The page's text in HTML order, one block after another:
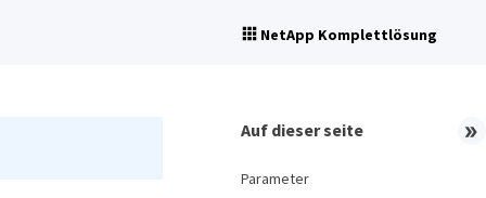
NetApp Komplettlösung
Auf dieser seite
Parameter